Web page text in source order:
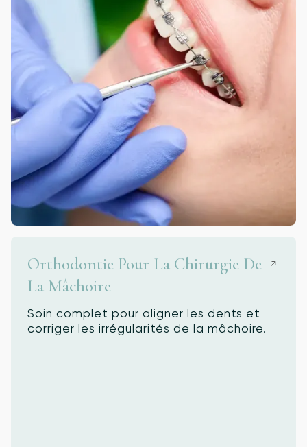
Orthodontie Pour La Chirurgie De
La Mâchoire
Soin complet pour aligner les dents et
corriger les irrégularités de la mâchoire.